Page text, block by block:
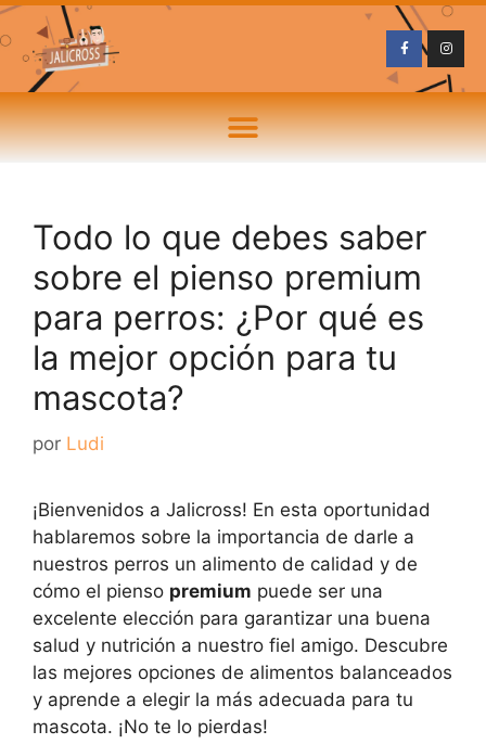
Todo lo que debes saber
sobre el pienso premium
para perros: ¿Por qué es
la mejor opción para tu
mascota?
por Ludi
¡Bienvenidos a Jalicross! En esta oportunidad
hablaremos sobre la importancia de darle a
nuestros perros un alimento de calidad y de
cómo el pienso premium puede ser una
excelente elección para garantizar una buena
salud y nutrición a nuestro fiel amigo. Descubre
las mejores opciones de alimentos balanceados
y aprende a elegir la más adecuada para tu
mascota. ¡No te lo pierdas!